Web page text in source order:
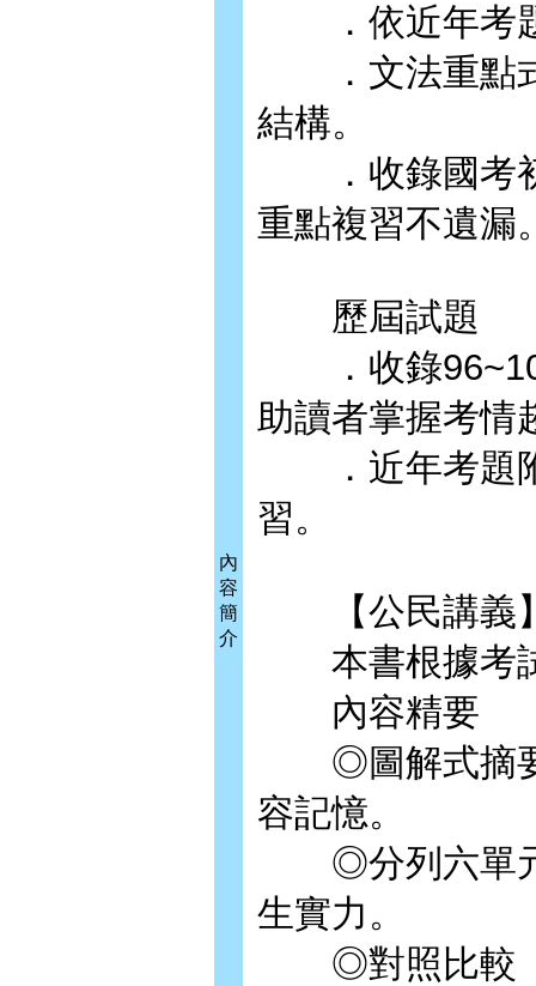
內
容
簡
介
．依近年考題
．文法重點式
結構。
．收錄國考初
重點複習不遺漏
歷屆試題
．收錄
助讀者掌握考情
．近年考題附
習。
【公民講義
本書根據考試
內容精要
◎圖解式摘要
容記憶。
◎分列六單元
生實力。
◎對照比較《